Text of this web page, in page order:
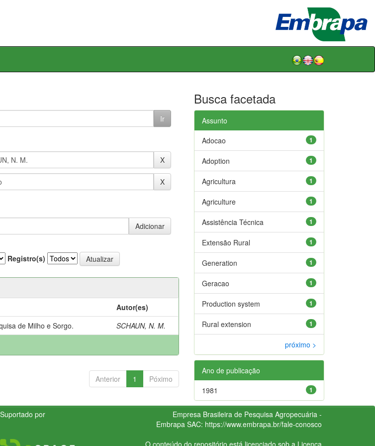
Registro(s)
Autor(es)
de Milho e Sorgo.
SCHAUN, N. M.
Anterior 1 Póximo
Busca facetada
Assunto
1
Adocao
1
Adoption
1
Agricultura
1
Agriculture
1
Assistência Técnica
1
Extensão Rural
1
Generation
1
Geracao
1
Production system
1
Rural extension
próximo >
Ano de publicação
1
1981
Suportado por
Empresa Brasileira de Pesquisa Agropecuária -
Embrapa SAC: https://www.embrapa.br/fale-conosco
O conteúdo do repositório está licenciado sob a Licença